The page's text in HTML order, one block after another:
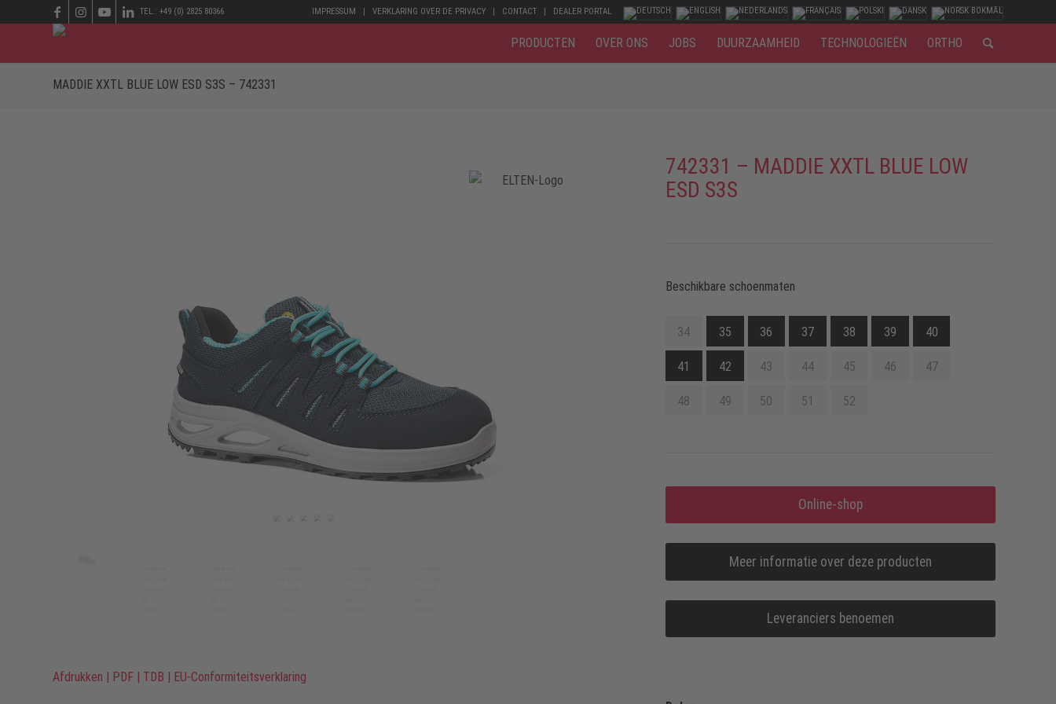
IMPRESSUM VERKLARING OVER DE PRIVACY CONTACT DEALER PORTAL
TEL.: +49 (0) 2825 80366
PRODUCTEN OVER ONS JOBS DUURZAAMHEID TECHNOLOGIEËN ORTHO
MADDIE XXTL BLUE LOW ESD S3S – 742331
Afdrukken | PDF | TDB | EU-Conformiteitsverklaring
742331 – MADDIE XXTL BLUE LOW
ESD S3S
Beschikbare schoenmaten
34 35 36 37 38 39 40
41 42 43 44 45 46 47
48 49 50 51 52
Online-shop
Meer informatie over deze producten
Leveranciers benoemen